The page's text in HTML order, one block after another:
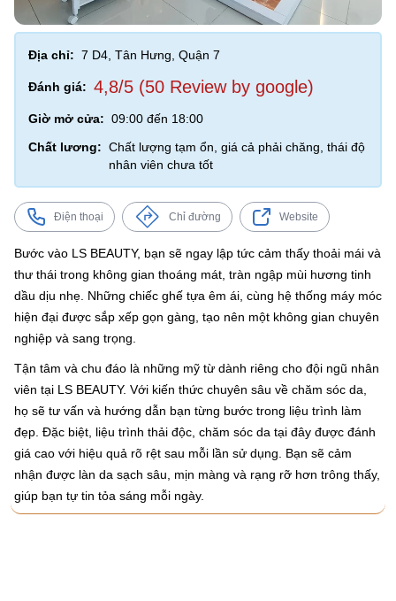
Địa chỉ: 7 D4, Tân Hưng, Quận 7
Đánh giá: 4,8/5 (50 Review by google)
Giờ mở cửa: 09:00 đến 18:00
Chất lương: Chất lượng tạm ổn, giá cả phải chăng, thái độ
nhân viên chưa tốt
Điện thoại Chỉ đường Website
Bước vào LS BEAUTY, bạn sẽ ngay lập tức cảm thấy thoải mái và
thư thái trong không gian thoáng mát, tràn ngập mùi hương tinh
dầu dịu nhẹ. Những chiếc ghế tựa êm ái, cùng hệ thống máy móc
hiện đại được sắp xếp gọn gàng, tạo nên một không gian chuyên
nghiệp và sang trọng.
Tận tâm và chu đáo là những mỹ từ dành riêng cho đội ngũ nhân
viên tại LS BEAUTY. Với kiến thức chuyên sâu về chăm sóc da,
họ sẽ tư vấn và hướng dẫn bạn từng bước trong liệu trình làm
đẹp. Đặc biệt, liệu trình thải độc, chăm sóc da tại đây được đánh
giá cao với hiệu quả rõ rệt sau mỗi lần sử dụng. Bạn sẽ cảm
nhận được làn da sạch sâu, mịn màng và rạng rỡ hơn trông thấy,
giúp bạn tự tin tỏa sáng mỗi ngày.